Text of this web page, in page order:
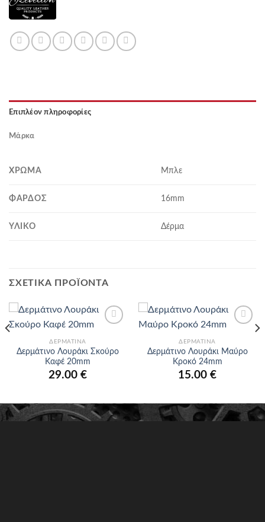
Επιπλέον πληροφορίες
Μάρκα
ΧΡΏΜΑ Μπλε
ΦΆΡΔΟΣ 16mm
ΥΛΙΚΌ Δέρμα
ΣΧΕΤΙΚΆ ΠΡΟΪΌΝΤΑ
αγαπημένα
ΔΕΡΜΆΤΙΝΑ
Δερμάτινο Λουράκι Σκούρο
Καφέ 20mm
29.00 €
αγαπημένα
ΔΕΡΜΆΤΙΝΑ
Δερμάτινο Λουράκι Μαύρο
Κροκό 24mm
15.00 €